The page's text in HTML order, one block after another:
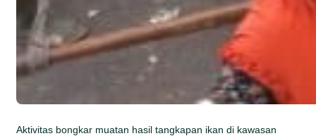
Aktivitas bongkar muatan hasil tangkapan ikan di kawasan